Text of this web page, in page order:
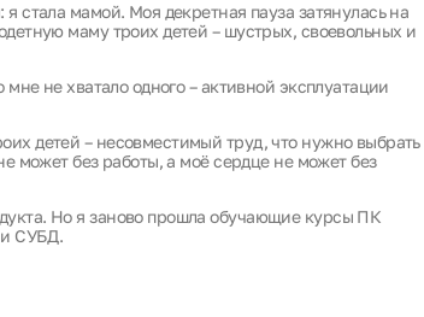
стала мамой. Моя декретная пауза затянулась на
маму троих детей – шустрых, своевольных и
не хватало одного – активной эксплуатации
детей – несовместимый труд, что нужно выбрать
может без работы, а моё сердце не может без
Но я заново прошла обучающие курсы ПК
и СУБД.